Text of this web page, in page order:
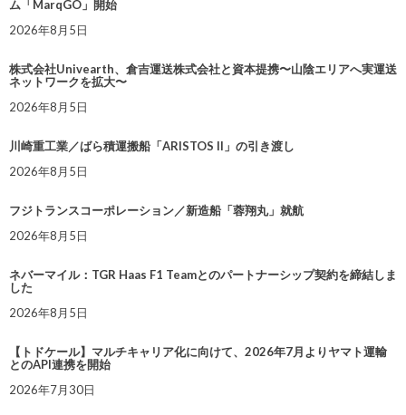
ム「MarqGO」開始
2026年8月5日
株式会社Univearth、倉吉運送株式会社と資本提携〜山陰エリアへ実運送
ネットワークを拡大〜
2026年8月5日
川崎重工業／ばら積運搬船「ARISTOS II」の引き渡し
2026年8月5日
フジトランスコーポレーション／新造船「蓉翔丸」就航
2026年8月5日
ネバーマイル：TGR Haas F1 Teamとのパートナーシップ契約を締結しま
した
2026年8月5日
【トドケール】マルチキャリア化に向けて、2026年7月よりヤマト運輸
とのAPI連携を開始
2026年7月30日